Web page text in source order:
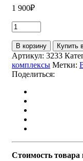
1 900₽
В корзину Купить
Артикул: 3233
комплексы Метки:
Поделиться:
Стоимость товара